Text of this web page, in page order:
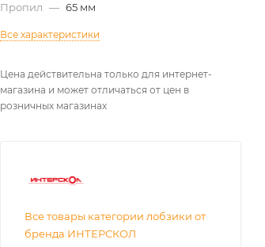
Пропил — 65 мм
Все характеристики
Цена действительна только для интернет-
магазина и может отличаться от цен в
розничных магазинах
Все товары категории лобзики от
бренда ИНТЕРСКОЛ